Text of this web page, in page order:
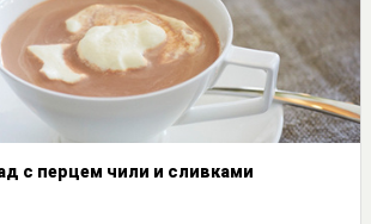
с перцем чили и сливками